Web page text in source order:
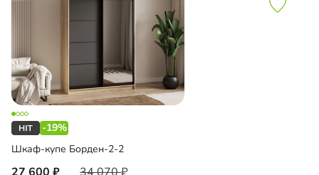
-19%
Шкаф-купе Борден-2-2